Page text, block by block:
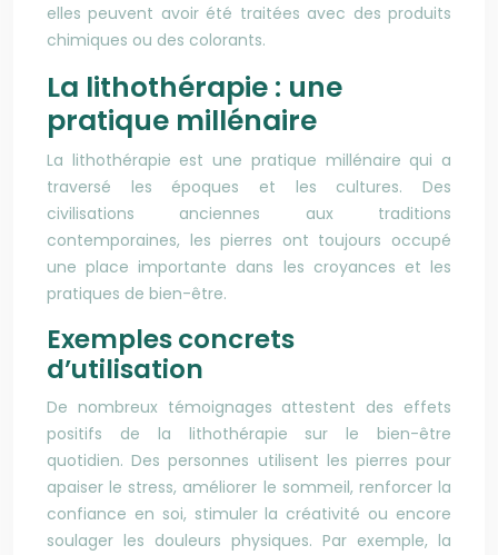
elles peuvent avoir été traitées avec des produits
chimiques ou des colorants.
La lithothérapie : une
pratique millénaire
La lithothérapie est une pratique millénaire qui a
traversé les époques et les cultures. Des
civilisations anciennes aux traditions
contemporaines, les pierres ont toujours occupé
une place importante dans les croyances et les
pratiques de bien-être.
Exemples concrets
d’utilisation
De nombreux témoignages attestent des effets
positifs de la lithothérapie sur le bien-être
quotidien. Des personnes utilisent les pierres pour
apaiser le stress, améliorer le sommeil, renforcer la
confiance en soi, stimuler la créativité ou encore
soulager les douleurs physiques. Par exemple, la